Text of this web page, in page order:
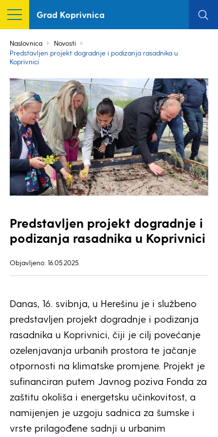
Grad Koprivnica
Naslovnica
Novosti
Predstavljen projekt dogradnje i podizanja rasadnika u
Koprivnici
Predstavljen projekt dogradnje i
podizanja rasadnika u Koprivnici
Objavljeno: 16.05.2025.
Danas, 16. svibnja, u Herešinu je i službeno
predstavljen projekt dogradnje i podizanja
rasadnika u Koprivnici, čiji je cilj povećanje
ozelenjavanja urbanih prostora te jačanje
otpornosti na klimatske promjene. Projekt je
sufinanciran putem Javnog poziva Fonda za
zaštitu okoliša i energetsku učinkovitost, a
namijenjen je uzgoju sadnica za šumske i
vrste prilagođene sadnji u urbanim